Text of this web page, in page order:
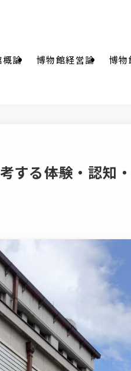
概論 博物館経営論 博物
する――体験・認